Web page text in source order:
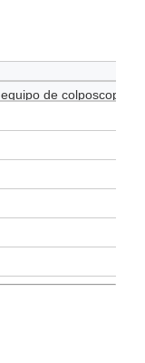
equipo de colposcopio